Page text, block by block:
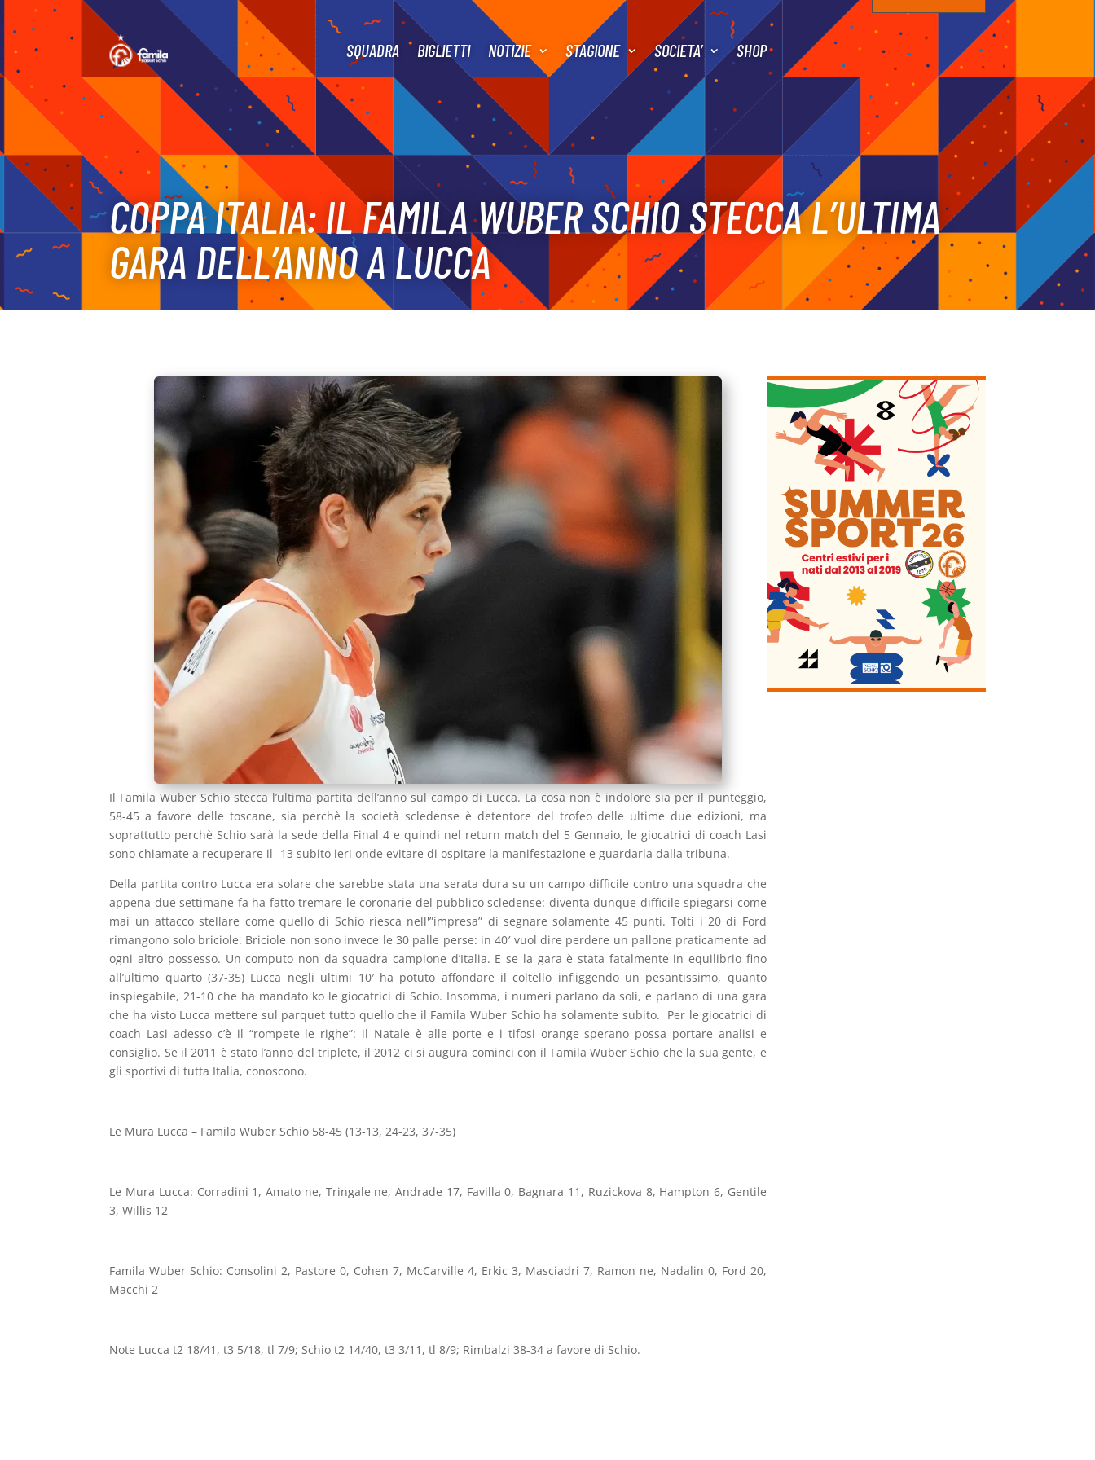
SQUADRA BIGLIETTI NOTIZIE STAGIONE SOCIETA’ SHOP
COPPA ITALIA: IL FAMILA WUBER SCHIO STECCA L’ULTIMA
GARA DELL’ANNO A LUCCA
Il Famila Wuber Schio stecca l’ultima partita dell’anno sul campo di Lucca. La cosa non è indolore sia per il punteggio,
58-45 a favore delle toscane, sia perchè la società scledense è detentore del trofeo delle ultime due edizioni, ma
soprattutto perchè Schio sarà la sede della Final 4 e quindi nel return match del 5 Gennaio, le giocatrici di coach Lasi
sono chiamate a recuperare il -13 subito ieri onde evitare di ospitare la manifestazione e guardarla dalla tribuna.
Della partita contro Lucca era solare che sarebbe stata una serata dura su un campo difficile contro una squadra che
appena due settimane fa ha fatto tremare le coronarie del pubblico scledense: diventa dunque difficile spiegarsi come
mai un attacco stellare come quello di Schio riesca nell'”impresa” di segnare solamente 45 punti. Tolti i 20 di Ford
rimangono solo briciole. Briciole non sono invece le 30 palle perse: in 40′ vuol dire perdere un pallone praticamente ad
ogni altro possesso. Un computo non da squadra campione d’Italia. E se la gara è stata fatalmente in equilibrio fino
all’ultimo quarto (37-35) Lucca negli ultimi 10′ ha potuto affondare il coltello infliggendo un pesantissimo, quanto
inspiegabile, 21-10 che ha mandato ko le giocatrici di Schio. Insomma, i numeri parlano da soli, e parlano di una gara
che ha visto Lucca mettere sul parquet tutto quello che il Famila Wuber Schio ha solamente subito. Per le giocatrici di
coach Lasi adesso c’è il “rompete le righe”: il Natale è alle porte e i tifosi orange sperano possa portare analisi e
consiglio. Se il 2011 è stato l’anno del triplete, il 2012 ci si augura cominci con il Famila Wuber Schio che la sua gente, e
gli sportivi di tutta Italia, conoscono.
Le Mura Lucca – Famila Wuber Schio 58-45 (13-13, 24-23, 37-35)
Le Mura Lucca: Corradini 1, Amato ne, Tringale ne, Andrade 17, Favilla 0, Bagnara 11, Ruzickova 8, Hampton 6, Gentile
3, Willis 12
Famila Wuber Schio: Consolini 2, Pastore 0, Cohen 7, McCarville 4, Erkic 3, Masciadri 7, Ramon ne, Nadalin 0, Ford 20,
Macchi 2
Note Lucca t2 18/41, t3 5/18, tl 7/9; Schio t2 14/40, t3 3/11, tl 8/9; Rimbalzi 38-34 a favore di Schio.